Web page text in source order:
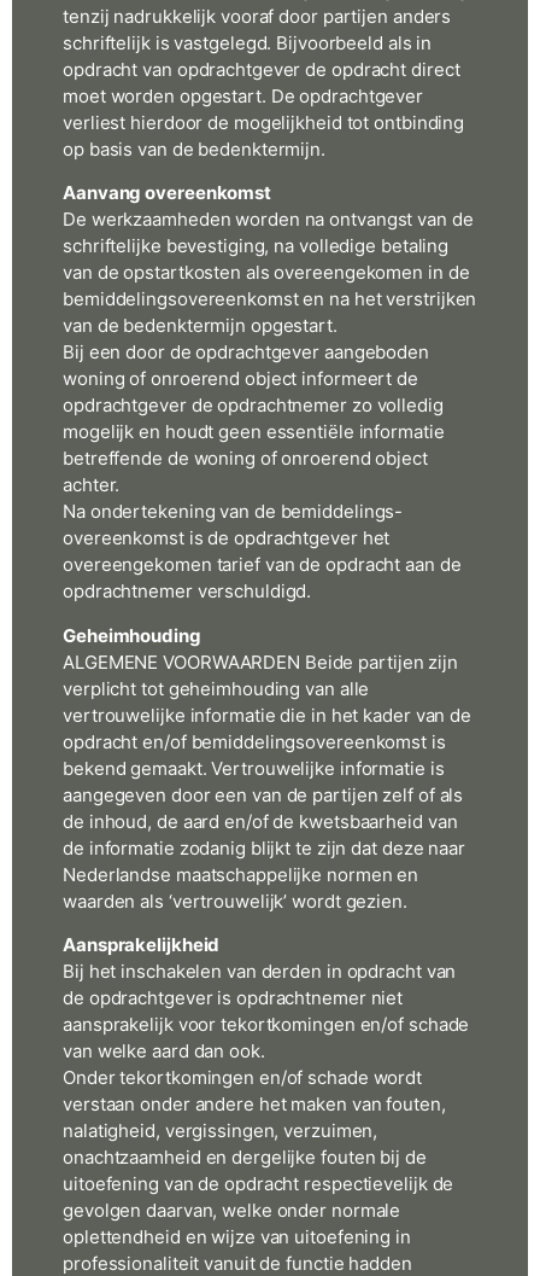
tenzij nadrukkelijk vooraf door partijen anders
schriftelijk is vastgelegd. Bijvoorbeeld als in
opdracht van opdrachtgever de opdracht direct
moet worden opgestart. De opdrachtgever
verliest hierdoor de mogelijkheid tot ontbinding
op basis van de bedenktermijn.
Aanvang overeenkomst
De werkzaamheden worden na ontvangst van de
schriftelijke bevestiging, na volledige betaling
van de opstartkosten als overeengekomen in de
bemiddelingsovereenkomst en na het verstrijken
van de bedenktermijn opgestart.
Bij een door de opdrachtgever aangeboden
woning of onroerend object informeert de
opdrachtgever de opdrachtnemer zo volledig
mogelijk en houdt geen essentiële informatie
betreffende de woning of onroerend object
achter.
Na ondertekening van de bemiddelings-
overeenkomst is de opdrachtgever het
overeengekomen tarief van de opdracht aan de
opdrachtnemer verschuldigd.
Geheimhouding
ALGEMENE VOORWAARDEN Beide partijen zijn
verplicht tot geheimhouding van alle
vertrouwelijke informatie die in het kader van de
opdracht en/of bemiddelingsovereenkomst is
bekend gemaakt. Vertrouwelijke informatie is
aangegeven door een van de partijen zelf of als
de inhoud, de aard en/of de kwetsbaarheid van
de informatie zodanig blijkt te zijn dat deze naar
Nederlandse maatschappelijke normen en
waarden als ‘vertrouwelijk’ wordt gezien.
Aansprakelijkheid
Bij het inschakelen van derden in opdracht van
de opdrachtgever is opdrachtnemer niet
aansprakelijk voor tekortkomingen en/of schade
van welke aard dan ook.
Onder tekortkomingen en/of schade wordt
verstaan onder andere het maken van fouten,
nalatigheid, vergissingen, verzuimen,
onachtzaamheid en dergelijke fouten bij de
uitoefening van de opdracht respectievelijk de
gevolgen daarvan, welke onder normale
oplettendheid en wijze van uitoefening in
professionaliteit vanuit de functie hadden